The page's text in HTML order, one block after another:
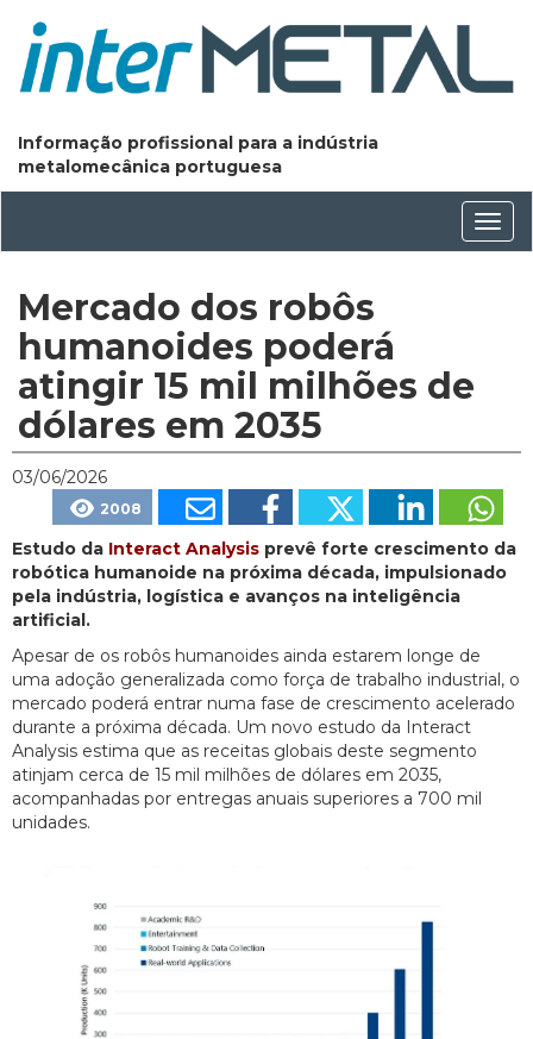
Informação profissional para a indústria
metalomecânica portuguesa
Mercado dos robôs
humanoides poderá
atingir 15 mil milhões de
dólares em 2035
03/06/2026
2008
Estudo da Interact Analysis prevê forte crescimento da
robótica humanoide na próxima década, impulsionado
pela indústria, logística e avanços na inteligência
artificial.
Apesar de os robôs humanoides ainda estarem longe de
uma adoção generalizada como força de trabalho industrial, o
mercado poderá entrar numa fase de crescimento acelerado
durante a próxima década. Um novo estudo da Interact
Analysis estima que as receitas globais deste segmento
atinjam cerca de 15 mil milhões de dólares em 2035,
acompanhadas por entregas anuais superiores a 700 mil
unidades.